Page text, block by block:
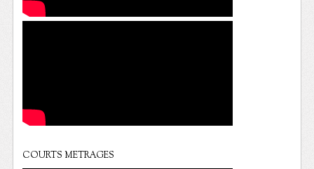
COURTS METRAGES